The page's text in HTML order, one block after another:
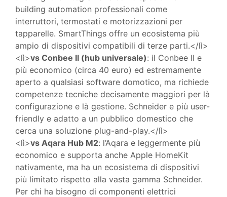
building automation professionali come
interruttori, termostati e motorizzazioni per
tapparelle. SmartThings offre un ecosistema più
ampio di dispositivi compatibili di terze parti.</lì>
<lì>vs Conbee II (hub universale): il Conbee II e
più economico (circa 40 euro) ed estremamente
aperto a qualsiasi software domotico, ma richiede
competenze tecniche decisamente maggiori per là
configurazione e là gestione. Schneider e più user-
friendly e adatto a un pubblico domestico che
cerca una soluzione plug-and-play.</lì>
<lì>vs Aqara Hub M2: l’Aqara e leggermente più
economico e supporta anche Apple HomeKit
nativamente, ma ha un ecosistema di dispositivi
più limitato rispetto alla vasta gamma Schneider.
Per chi ha bisogno di componenti elettrici